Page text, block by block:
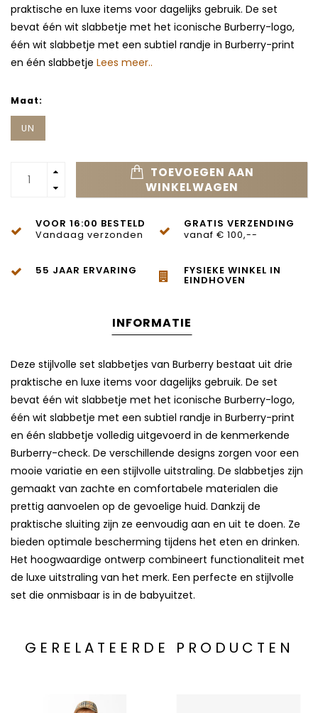
praktische en luxe items voor dagelijks gebruik. De set
bevat één wit slabbetje met het iconische Burberry-logo,
één wit slabbetje met een subtiel randje in Burberry-print
en één slabbetje Lees meer..
Maat:
UN
TOEVOEGEN AAN
WINKELWAGEN
VOOR 16:00 BESTELD
Vandaag verzonden
GRATIS VERZENDING
vanaf € 100,--
55 JAAR ERVARING FYSIEKE WINKEL IN
EINDHOVEN
INFORMATIE
Deze stijlvolle set slabbetjes van Burberry bestaat uit drie
praktische en luxe items voor dagelijks gebruik. De set
bevat één wit slabbetje met het iconische Burberry-logo,
één wit slabbetje met een subtiel randje in Burberry-print
en één slabbetje volledig uitgevoerd in de kenmerkende
Burberry-check. De verschillende designs zorgen voor een
mooie variatie en een stijlvolle uitstraling. De slabbetjes zijn
gemaakt van zachte en comfortabele materialen die
prettig aanvoelen op de gevoelige huid. Dankzij de
praktische sluiting zijn ze eenvoudig aan en uit te doen. Ze
bieden optimale bescherming tijdens het eten en drinken.
Het hoogwaardige ontwerp combineert functionaliteit met
de luxe uitstraling van het merk. Een perfecte en stijlvolle
set die onmisbaar is in de babyuitzet.
GERELATEERDE PRODUCTEN